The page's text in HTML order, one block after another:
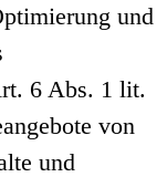
und
6 Abs. 1 lit.
von
und